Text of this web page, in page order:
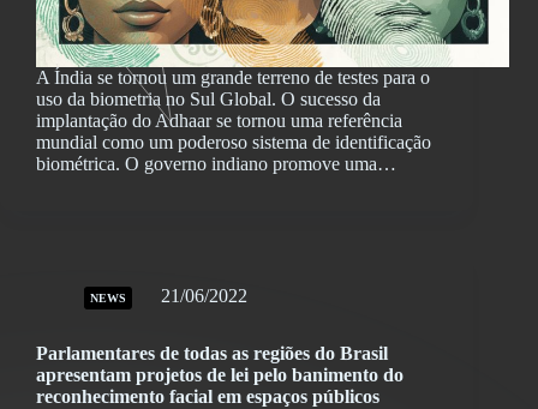
A Índia se tornou um grande terreno de testes para o
uso da biometria no Sul Global. O sucesso da
implantação do Adhaar se tornou uma referência
mundial como um poderoso sistema de identificação
biométrica. O governo indiano promove uma…
NEWS 21/06/2022
Parlamentares de todas as regiões do Brasil
apresentam projetos de lei pelo banimento do
reconhecimento facial em espaços públicos